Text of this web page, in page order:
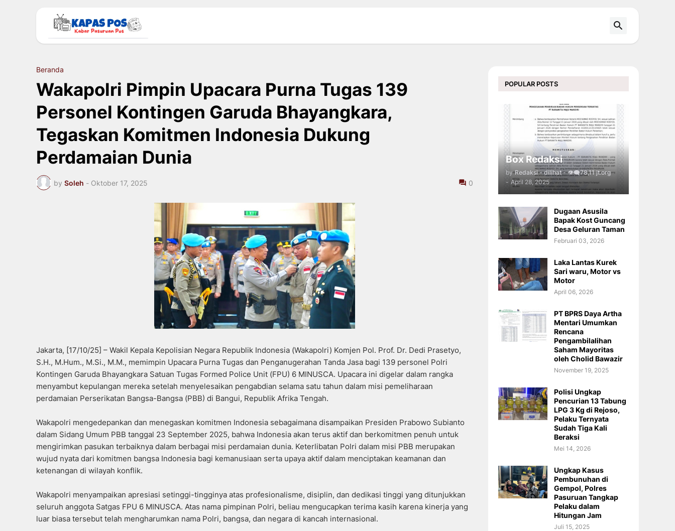
Beranda
Wakapolri Pimpin Upacara Purna Tugas 139
Personel Kontingen Garuda Bhayangkara,
Tegaskan Komitmen Indonesia Dukung
Perdamaian Dunia
by Soleh - Oktober 17, 2025 0
Jakarta, [17/10/25] – Wakil Kepala Kepolisian Negara Republik Indonesia (Wakapolri) Komjen Pol. Prof. Dr. Dedi Prasetyo,
S.H., M.Hum., M.Si., M.M., memimpin Upacara Purna Tugas dan Penganugerahan Tanda Jasa bagi 139 personel Polri
Kontingen Garuda Bhayangkara Satuan Tugas Formed Police Unit (FPU) 6 MINUSCA. Upacara ini digelar dalam rangka
menyambut kepulangan mereka setelah menyelesaikan pengabdian selama satu tahun dalam misi pemeliharaan
perdamaian Perserikatan Bangsa-Bangsa (PBB) di Bangui, Republik Afrika Tengah.
Wakapolri mengedepankan dan menegaskan komitmen Indonesia sebagaimana disampaikan Presiden Prabowo Subianto
dalam Sidang Umum PBB tanggal 23 September 2025, bahwa Indonesia akan terus aktif dan berkomitmen penuh untuk
mengirimkan pasukan terbaiknya dalam berbagai misi perdamaian dunia. Keterlibatan Polri dalam misi PBB merupakan
wujud nyata dari komitmen bangsa Indonesia bagi kemanusiaan serta upaya aktif dalam menciptakan keamanan dan
ketenangan di wilayah konflik.
Wakapolri menyampaikan apresiasi setinggi-tingginya atas profesionalisme, disiplin, dan dedikasi tinggi yang ditunjukkan
seluruh anggota Satgas FPU 6 MINUSCA. Atas nama pimpinan Polri, beliau mengucapkan terima kasih karena kinerja yang
luar biasa tersebut telah mengharumkan nama Polri, bangsa, dan negara di kancah internasional.
POPULAR POSTS
Box Redaksi
by Redaksi - dilihat - 👁️‍🗨️78,11 jt.org
- April 28, 2025
Dugaan Asusila
Bapak Kost Guncang
Desa Geluran Taman
Februari 03, 2026
Laka Lantas Kurek
Sari waru, Motor vs
Motor
April 06, 2026
PT BPRS Daya Artha
Mentari Umumkan
Rencana
Pengambilalihan
Saham Mayoritas
oleh Cholid Bawazir
November 19, 2025
Polisi Ungkap
Pencurian 13 Tabung
LPG 3 Kg di Rejoso,
Pelaku Ternyata
Sudah Tiga Kali
Beraksi
Mei 14, 2026
Ungkap Kasus
Pembunuhan di
Gempol, Polres
Pasuruan Tangkap
Pelaku dalam
Hitungan Jam
Juli 15, 2025